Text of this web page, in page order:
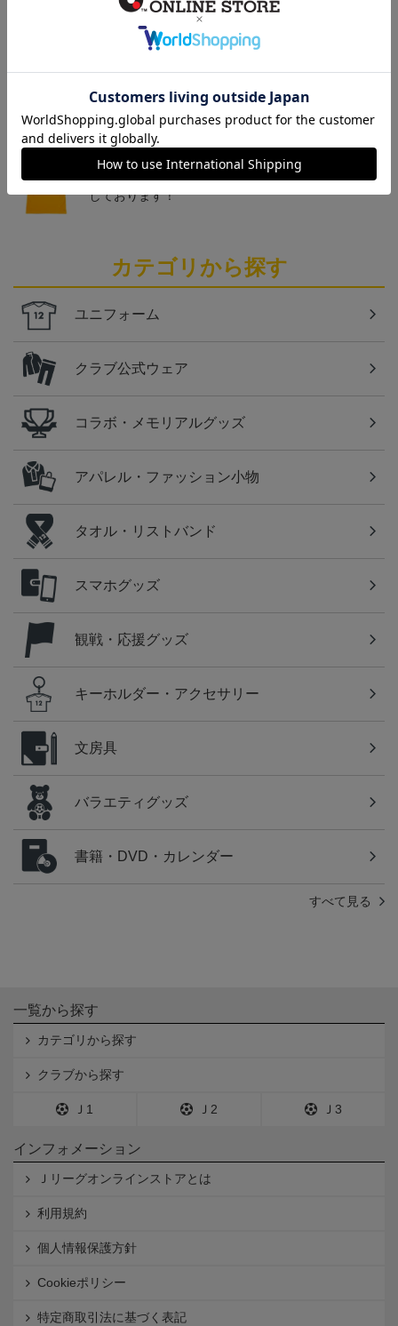
見！今すぐチェックしてみてください！
仙台
ベガルタ仙台のスクール生向けのグッズを取り扱い
しております！
カテゴリから探す
ユニフォーム
クラブ公式ウェア
コラボ・メモリアルグッズ
アパレル・ファッション小物
タオル・リストバンド
スマホグッズ
観戦・応援グッズ
キーホルダー・アクセサリー
文房具
バラエティグッズ
書籍・DVD・カレンダー
すべて見る
一覧から探す
カテゴリから探す
クラブから探す
Ｊ1 Ｊ2 Ｊ3
インフォメーション
Ｊリーグオンラインストアとは
利用規約
個人情報保護方針
Cookieポリシー
特定商取引法に基づく表記